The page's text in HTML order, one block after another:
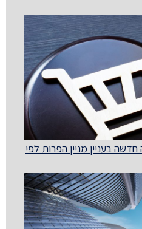
בעניין מניין הפרות לפי